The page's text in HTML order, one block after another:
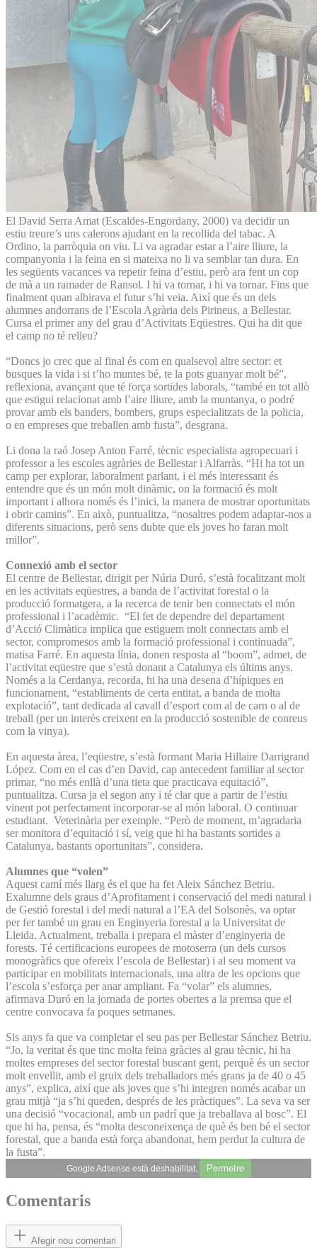
El David Serra Amat (Escaldes-Engordany, 2000) va decidir un
estiu treure’s uns calerons ajudant en la recollida del tabac. A
Ordino, la parròquia on viu. Li va agradar estar a l’aire lliure, la
companyonia i la feina en si mateixa no li va semblar tan dura. En
les següents vacances va repetir feina d’estiu, però ara fent un cop
de mà a un ramader de Ransol. I hi va tornar, i hi va tornar. Fins que
finalment quan albirava el futur s’hi veia. Així que és un dels
alumnes andorrans de l’Escola Agrària dels Pirineus, a Bellestar.
Cursa el primer any del grau d’Activitats Eqüestres. Qui ha dit que
el camp no té relleu?
“Doncs jo crec que al final és com en qualsevol altre sector: et
busques la vida i si t’ho muntes bé, te la pots guanyar molt bé”,
reflexiona, avançant que té força sortides laborals, “també en tot allò
que estigui relacionat amb l’aire lliure, amb la muntanya, o podré
provar amb els banders, bombers, grups especialitzats de la policia,
o en empreses que treballen amb fusta”, desgrana.
Li dona la raó Josep Anton Farré, tècnic especialista agropecuari i
professor a les escoles agràries de Bellestar i Alfarràs. “Hi ha tot un
camp per explorar, laboralment parlant, i el més interessant és
entendre que és un món molt dinàmic, on la formació és molt
important i alhora només és l’inici, la manera de mostrar oportunitats
i obrir camins”. En això, puntualitza, “nosaltres podem adaptar-nos a
diferents situacions, però sens dubte que els joves ho faran molt
millor”.
Connexió amb el sector
El centre de Bellestar, dirigit per Núria Duró, s’està focalitzant molt
en les activitats eqüestres, a banda de l’activitat forestal o la
producció formatgera, a la recerca de tenir ben connectats el món
professional i l’acadèmic. “El fet de dependre del departament
d’Acció Climàtica implica que estiguem molt connectats amb el
sector, compromesos amb la formació professional i continuada”,
matisa Farré. En aquesta línia, donen resposta al “boom”, admet, de
l’activitat eqüestre que s’està donant a Catalunya els últims anys.
Només a la Cerdanya, recorda, hi ha una desena d’hípiques en
funcionament, “establiments de certa entitat, a banda de molta
explotació”, tant dedicada al cavall d’esport com al de carn o al de
treball (per un interès creixent en la producció sostenible de conreus
com la vinya).
En aquesta àrea, l’eqüestre, s’està formant Maria Hillaire Darrigrand
López. Com en el cas d’en David, cap antecedent familiar al sector
primar, “no més enllà d’una tieta que practicava equitació”,
puntualitza. Cursa ja el segon any i té clar que a partir de l’estiu
vinent pot perfectament incorporar-se al món laboral. O continuar
estudiant. Veterinària per exemple. “Però de moment, m’agradaria
ser monitora d’equitació i sí, veig que hi ha bastants sortides a
Catalunya, bastants oportunitats”, considera.
Alumnes que “volen”
Aquest camí més llarg és el que ha fet Aleix Sánchez Betriu.
Exalumne dels graus d’Aprofitament i conservació del medi natural i
de Gestió forestal i del medi natural a l’EA del Solsonès, va optar
per fer també un grau en Enginyeria forestal a la Universitat de
Lleida. Actualment, treballa i prepara el màster d’enginyeria de
forests. Té certificacions europees de motoserra (un dels cursos
monogràfics que ofereix l’escola de Bellestar) i al seu moment va
participar en mobilitats internacionals, una altra de les opcions que
l’escola s’esforça per anar ampliant. Fa “volar” els alumnes,
afirmava Duró en la jornada de portes obertes a la premsa que el
centre convocava fa poques setmanes.
Sis anys fa que va completar el seu pas per Bellestar Sánchez Betriu.
“Jo, la veritat és que tinc molta feina gràcies al grau tècnic, hi ha
moltes empreses del sector forestal buscant gent, perquè és un sector
molt envellit, amb el gruix dels treballadors més grans ja de 40 o 45
anys”, explica, així que als joves que s’hi integren només acabar un
grau mitjà “ja s’hi queden, després de les pràctiques”. La seva va ser
una decisió “vocacional, amb un padrí que ja treballava al bosc”. El
que hi ha, pensa, és “molta desconeixença de què és ben bé el sector
forestal, que a banda està força abandonat, hem perdut la cultura de
la fusta”.
Google Adsense està deshabilitat. Permetre
Comentaris
Afegir nou comentari